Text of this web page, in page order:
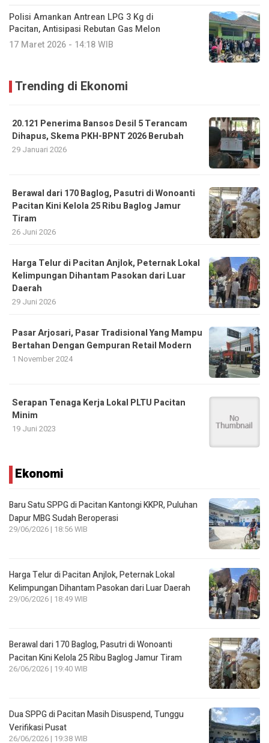
Polisi Amankan Antrean LPG 3 Kg di
Pacitan, Antisipasi Rebutan Gas Melon
17 Maret 2026 - 14:18 WIB
Trending di Ekonomi
20.121 Penerima Bansos Desil 5 Terancam
Dihapus, Skema PKH-BPNT 2026 Berubah
29 Januari 2026
Berawal dari 170 Baglog, Pasutri di Wonoanti
Pacitan Kini Kelola 25 Ribu Baglog Jamur
Tiram
26 Juni 2026
Harga Telur di Pacitan Anjlok, Peternak Lokal
Kelimpungan Dihantam Pasokan dari Luar
Daerah
29 Juni 2026
Pasar Arjosari, Pasar Tradisional Yang Mampu
Bertahan Dengan Gempuran Retail Modern
1 November 2024
Serapan Tenaga Kerja Lokal PLTU Pacitan
Minim
19 Juni 2023
Ekonomi
Baru Satu SPPG di Pacitan Kantongi KKPR, Puluhan
Dapur MBG Sudah Beroperasi
29/06/2026 | 18:56 WIB
Harga Telur di Pacitan Anjlok, Peternak Lokal
Kelimpungan Dihantam Pasokan dari Luar Daerah
29/06/2026 | 18:49 WIB
Berawal dari 170 Baglog, Pasutri di Wonoanti
Pacitan Kini Kelola 25 Ribu Baglog Jamur Tiram
26/06/2026 | 19:40 WIB
Dua SPPG di Pacitan Masih Disuspend, Tunggu
Verifikasi Pusat
26/06/2026 | 19:38 WIB